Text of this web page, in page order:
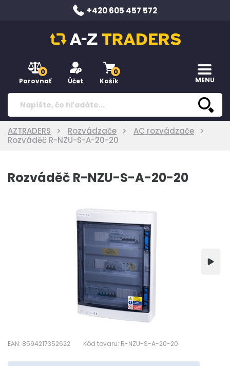
+420 605 457 572
0
Porovnať Účet
0
Košík MENU
AZTRADERS Rozvádzače
AC rozvádzače
Rozváděč R-NZU-S-A-20-20
Rozváděč R-NZU-S-A-20-20
EAN: 8594217352622 Kód tovaru: R-NZU-S-A-20-20